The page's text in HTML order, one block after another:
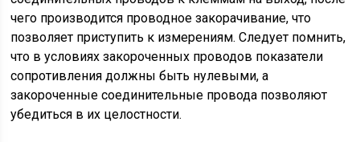
чего производится проводное закорачивание, что
позволяет приступить к измерениям. Следует помнить,
что в условиях закороченных проводов показатели
сопротивления должны быть нулевыми, а
закороченные соединительные провода позволяют
убедиться в их целостности.